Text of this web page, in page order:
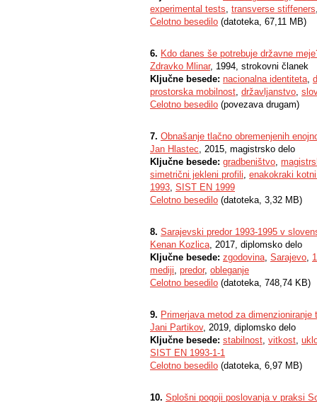
experimental tests, transverse stiffeners
Celotno besedilo (datoteka, 67,11 MB)
6. Kdo danes še potrebuje državne
Zdravko Mlinar, 1994, strokovni članek
Ključne besede: nacionalna identiteta,
prostorska mobilnost, državljanstvo,
Celotno besedilo (povezava drugam)
7. Obnašanje tlačno obremenjenih
Jan Hlastec, 2015, magistrsko delo
Ključne besede: gradbeništvo,
simetrični jekleni profili, enakokraki
1993, SIST EN 1999
Celotno besedilo (datoteka, 3,32 MB)
8. Sarajevski predor 1993-1995 v
Kenan Kozlica, 2017, diplomsko delo
Ključne besede: zgodovina, Sarajevo,
mediji, predor, obleganje
Celotno besedilo (datoteka, 748,74 KB)
9. Primerjava metod za
Jani Partikov, 2019, diplomsko delo
Ključne besede: stabilnost, vitkost,
SIST EN 1993-1-1
Celotno besedilo (datoteka, 6,97 MB)
10. Splošni pogoji poslovanja v praksi